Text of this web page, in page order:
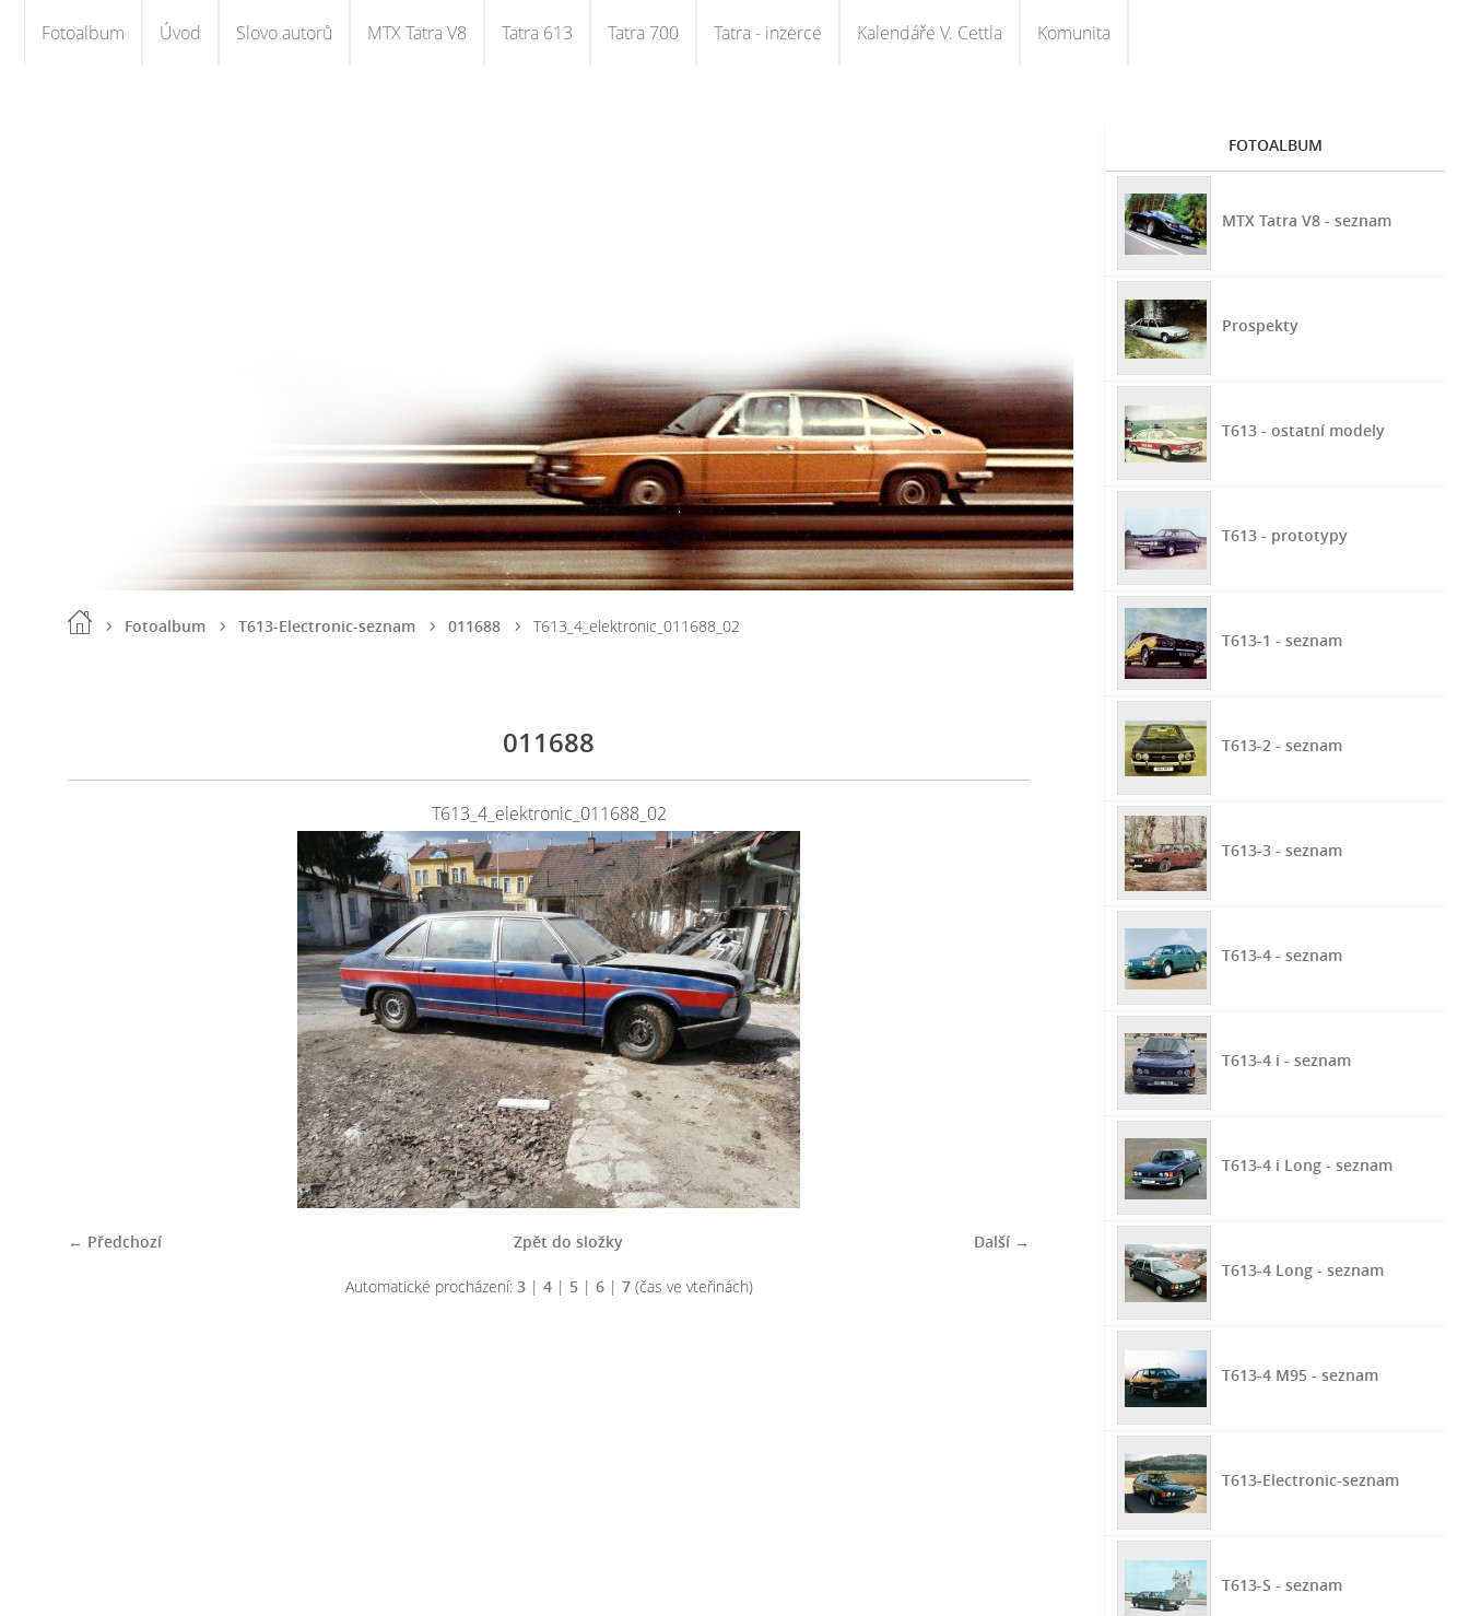
Fotoalbum Úvod Slovo autorů MTX Tatra V8 Tatra 613 Tatra 700 Tatra - inzerce Kalendáře V. Cettla Komunita
Fotoalbum T613-Electronic-seznam 011688 T613_4_elektronic_011688_02
011688
T613_4_elektronic_011688_02
← Předchozí Další →
Zpět do složky
Automatické procházení: 3| 4| 5| 6| 7(čas ve vteřinách)
FOTOALBUM
MTX Tatra V8 - seznam
Prospekty
T613 - ostatní modely
T613 - prototypy
T613-1 - seznam
T613-2 - seznam
T613-3 - seznam
T613-4 - seznam
T613-4 i - seznam
T613-4 i Long - seznam
T613-4 Long - seznam
T613-4 M95 - seznam
T613-Electronic-seznam
T613-S - seznam